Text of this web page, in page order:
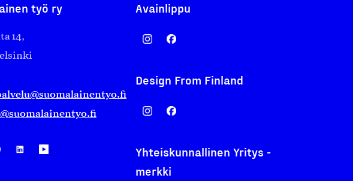
työ ry
14,
Avainlippu
Design From Finland
Yhteiskunnallinen Yritys -
merkki